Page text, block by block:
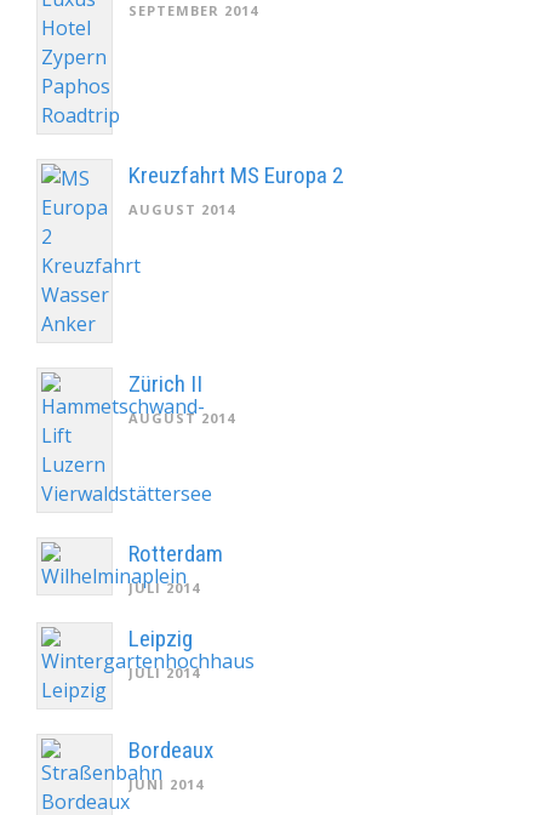
SEPTEMBER 2014
Kreuzfahrt MS Europa 2
AUGUST 2014
Zürich II
AUGUST 2014
Rotterdam
JULI 2014
Leipzig
JULI 2014
Bordeaux
JUNI 2014